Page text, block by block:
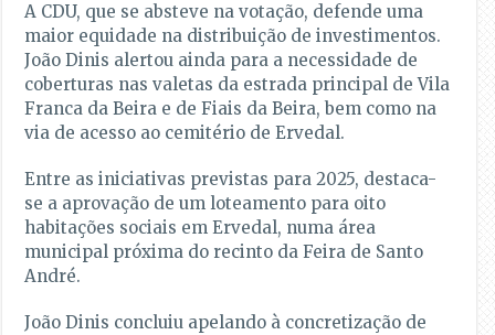
A CDU, que se absteve na votação, defende uma
maior equidade na distribuição de investimentos.
João Dinis alertou ainda para a necessidade de
coberturas nas valetas da estrada principal de Vila
Franca da Beira e de Fiais da Beira, bem como na
via de acesso ao cemitério de Ervedal.
Entre as iniciativas previstas para 2025, destaca-
se a aprovação de um loteamento para oito
habitações sociais em Ervedal, numa área
municipal próxima do recinto da Feira de Santo
André.
João Dinis concluiu apelando à concretização de